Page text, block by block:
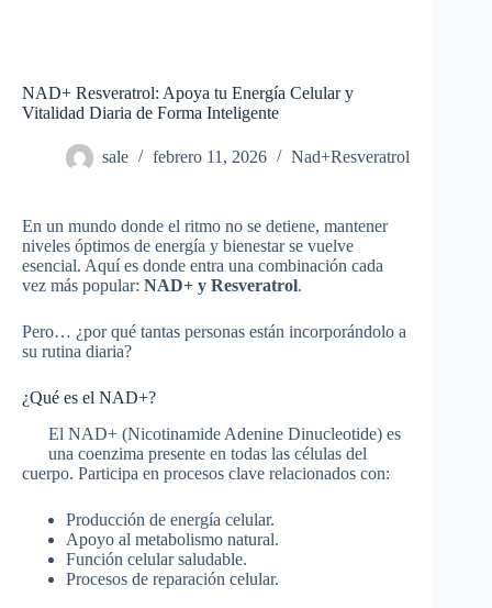
NAD+ Resveratrol: Apoya tu Energía Celular y
Vitalidad Diaria de Forma Inteligente
sale febrero 11, 2026 Nad+Resveratrol
En un mundo donde el ritmo no se detiene, mantener
niveles óptimos de energía y bienestar se vuelve
esencial. Aquí es donde entra una combinación cada
vez más popular: NAD+ y Resveratrol.
Pero… ¿por qué tantas personas están incorporándolo a
su rutina diaria?
¿Qué es el NAD+?
El NAD+ (Nicotinamide Adenine Dinucleotide) es
una coenzima presente en todas las células del
cuerpo. Participa en procesos clave relacionados con:
Producción de energía celular.
Apoyo al metabolismo natural.
Función celular saludable.
Procesos de reparación celular.